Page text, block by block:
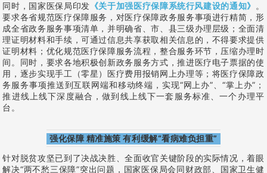
同时，国家医保局印发 《关于加强医疗保障系统行风建设的通知》 。
要求各省规范医疗保障服务，对医疗保障政务服务事项进行精简，形
成全省政务服务事项清单，并明确省、市、县三级办理层级；全面清
理证明材料和手续，可通过信息共享获取相关信息的，不得要求提供
证明材料；优化规范医疗保障服务流程，整合服务环节，压缩办理时
间。同时，要求各地积极创新政务服务方式，推进医疗电子票据的使
用，逐步实现手工（零星）医疗费用报销网上办理等；将医疗保障政
务服务事项推送到互联网端和移动终端，实现“网上办”、“掌上办”；
推进线上线下深度融合，做到线上线下一套服务标准、一个办理平
台。
强化保障 精准施策 有利缓解“看病难负担重”
针对脱贫攻坚已到了决战决胜、全面收官关键阶段的实际情况，着眼
解决“两不愁三保障”突出问题，国家医保局会同财政部、国家卫生健